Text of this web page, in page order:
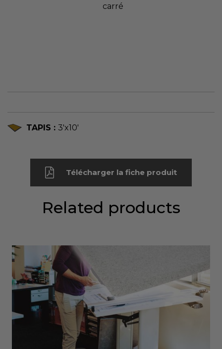
carré
TAPIS : 3'x10'
Télécharger la fiche produit
Related products